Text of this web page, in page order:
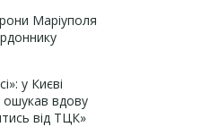
Маріуполя
у Києві
ошукав вдову
від ТЦК»